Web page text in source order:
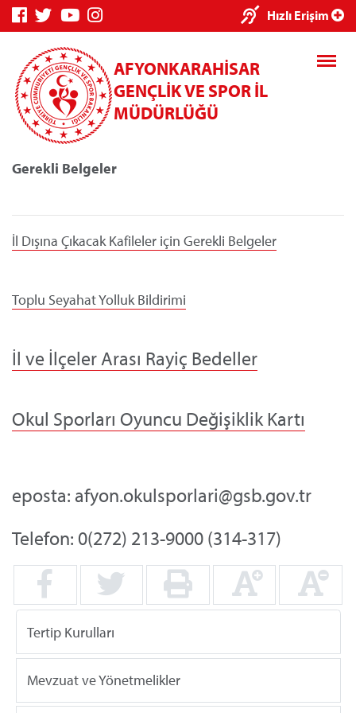
Hızlı Erişim
AFYONKARAHİSAR
GENÇLİK VE SPOR İL
MÜDÜRLÜĞÜ
Gerekli Belgeler
İl Dışına Çıkacak Kafileler için Gerekli Belgeler
Toplu Seyahat Yolluk Bildirimi
İl ve İlçeler Arası Rayiç Bedeller
Okul Sporları Oyuncu Değişiklik Kartı
eposta: afyon.okulsporlari@gsb.gov.tr
Telefon: 0(272) 213-9000 (314-317)
Tertip Kurulları
Mevzuat ve Yönetmelikler
×
Genç Bilgi
Kredi/Yurt E-